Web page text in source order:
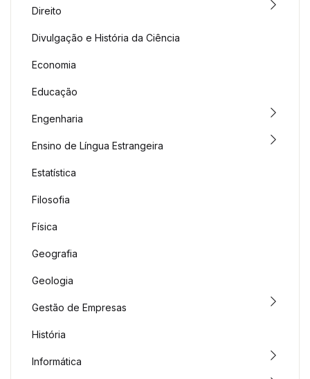
Direito
Divulgação e História da Ciência
Economia
Educação
Engenharia
Ensino de Língua Estrangeira
Estatística
Filosofia
Física
Geografia
Geologia
Gestão de Empresas
História
Informática